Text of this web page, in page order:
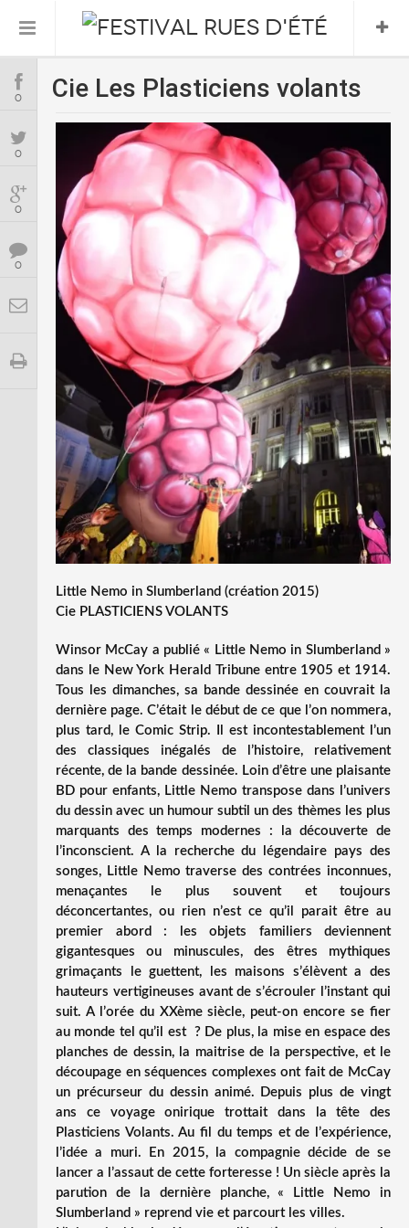
Informations Pratiques
L’association
Le Festival
FESTIVAL 2026
0
0
0
0
Cie Les Plasticiens volants
Little Nemo in Slumberland (création 2015)
Cie PLASTICIENS VOLANTS
Winsor McCay a publié « Little Nemo in Slumberland »
dans le New York Herald Tribune entre 1905 et 1914.
Tous les dimanches, sa bande dessinée en couvrait la
dernière page. C’était le début de ce que l’on nommera,
plus tard, le Comic Strip. Il est incontestablement l’un
des classiques inégalés de l’histoire, relativement
récente, de la bande dessinée. Loin d’être une plaisante
BD pour enfants, Little Nemo transpose dans l’univers
du dessin avec un humour subtil un des thèmes les plus
marquants des temps modernes : la découverte de
l’inconscient. A la recherche du légendaire pays des
songes, Little Nemo traverse des contrées inconnues,
menaçantes le plus souvent et toujours
déconcertantes, ou rien n’est ce qu’il parait être au
premier abord : les objets familiers deviennent
gigantesques ou minuscules, des êtres mythiques
grimaçants le guettent, les maisons s’élèvent a des
hauteurs vertigineuses avant de s’écrouler l’instant qui
suit. A l’orée du XXème siècle, peut-on encore se fier
au monde tel qu’il est ? De plus, la mise en espace des
planches de dessin, la maitrise de la perspective, et le
découpage en séquences complexes ont fait de McCay
un précurseur du dessin animé. Depuis plus de vingt
ans ce voyage onirique trottait dans la tête des
Plasticiens Volants. Au fil du temps et de l’expérience,
l’idée a muri. En 2015, la compagnie décide de se
lancer a l’assaut de cette forteresse ! Un siècle après la
parution de la dernière planche, « Little Nemo in
Slumberland » reprend vie et parcourt les villes.